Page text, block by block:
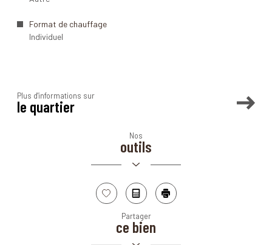
Format de chauffage
Individuel
Plus d'informations sur
le quartier
Leaflet
Nos
outils
SélectionnerCalculatriceImprimer
Partager
ce bien